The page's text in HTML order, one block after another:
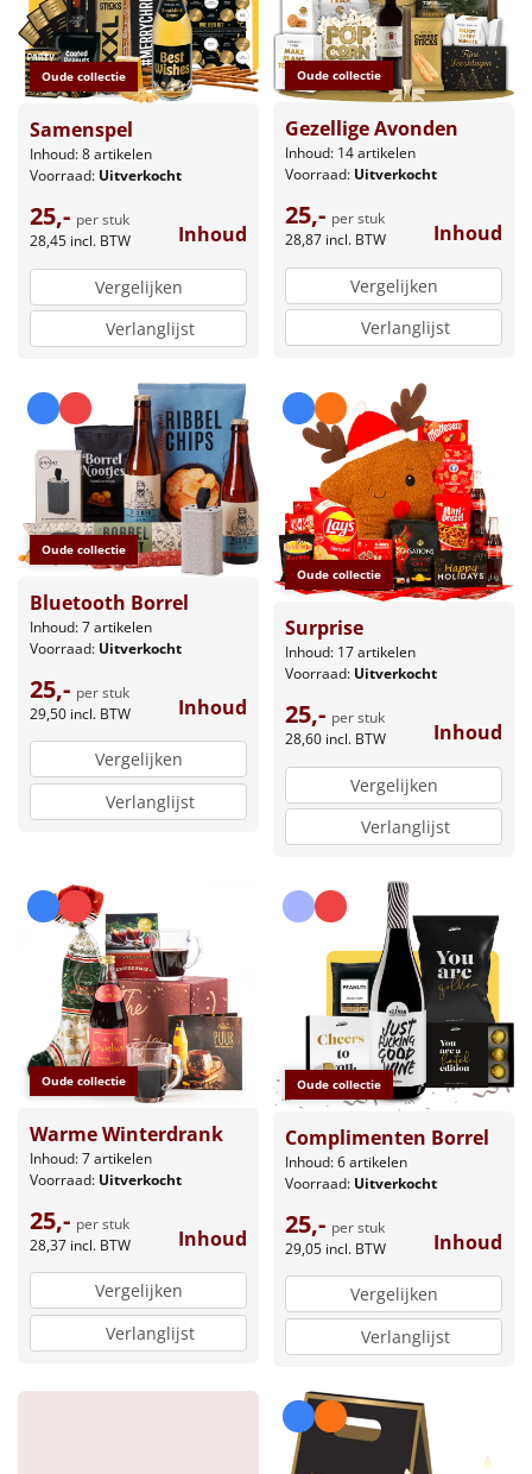
Oude collectie
Samenspel
Inhoud: 8 artikelen
Voorraad: Uitverkocht
25,- per stuk
28,45 incl. BTW Inhoud
Vergelijken
Verlanglijst
Oude collectie
Gezellige Avonden
Inhoud: 14 artikelen
Voorraad: Uitverkocht
25,- per stuk
28,87 incl. BTW Inhoud
Vergelijken
Verlanglijst
Oude collectie
Bluetooth Borrel
Inhoud: 7 artikelen
Voorraad: Uitverkocht
25,- per stuk
29,50 incl. BTW Inhoud
Vergelijken
Verlanglijst
Oude collectie
Surprise
Inhoud: 17 artikelen
Voorraad: Uitverkocht
25,- per stuk
28,60 incl. BTW Inhoud
Vergelijken
Verlanglijst
Oude collectie
Warme Winterdrank
Inhoud: 7 artikelen
Voorraad: Uitverkocht
25,- per stuk
28,37 incl. BTW Inhoud
Vergelijken
Verlanglijst
Oude collectie
Complimenten Borrel
Inhoud: 6 artikelen
Voorraad: Uitverkocht
25,- per stuk
29,05 incl. BTW Inhoud
Vergelijken
Verlanglijst